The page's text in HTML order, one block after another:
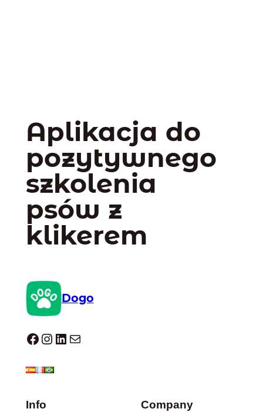
Aplikacja do
pozytywnego
szkolenia
psów z
klikerem
Dogo
Dogo facebook InstagramLinkedIn Mail
Info Company